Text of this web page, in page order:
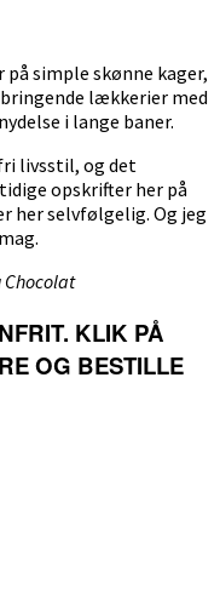
simple skønne kager,
lækkerier med
i lange baner.
livsstil, og det
opskrifter her på
her selvfølgelig. Og jeg
Chocolat
KLIK PÅ
OG BESTILLE